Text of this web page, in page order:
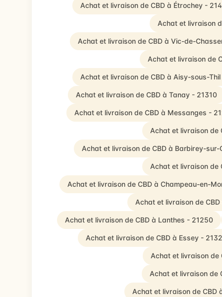
Achat et livraison de CBD à Étrochey -
Achat et livraison
Achat et livraison de CBD à Vic-de-
Achat et livraison de
Achat et livraison de CBD à Aisy-sous-
Achat et livraison de CBD à Tanay - 21310
Achat et livraison de CBD à Messanges -
Achat et livraison de
Achat et livraison de CBD à Barbirey-sur-
Achat et livraison de
Achat et livraison de CBD à Champeau-en-
Achat et livraison de
Achat et livraison de CBD à Lanthes - 21250
Achat et livraison de CBD à Essey -
Achat et livraison de
Achat et livraison de
Achat et livraison de CBD